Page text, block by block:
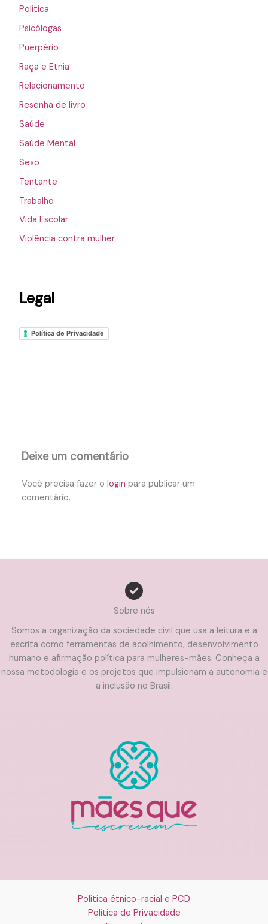
Política
Psicólogas
Puerpério
Raça e Etnia
Relacionamento
Resenha de livro
Saúde
Saúde Mental
Sexo
Tentante
Trabalho
Vida Escolar
Violência contra mulher
Legal
Política de Privacidade
Deixe um comentário
Você precisa fazer ologin para publicar um
comentário.
Sobre nós
Somos a organização da sociedade civil que usa a leitura e a
escrita como ferramentas de acolhimento, desenvolvimento
humano e afirmação política para mulheres-mães. Conheça a
nossa metodologia e os projetos que impulsionam a autonomia e
a inclusão no Brasil.
Política étnico-racial e PCD
Política de Privacidade